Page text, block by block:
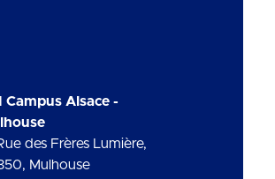
Campus Alsace -
des Frères Lumière,
, Mulhouse